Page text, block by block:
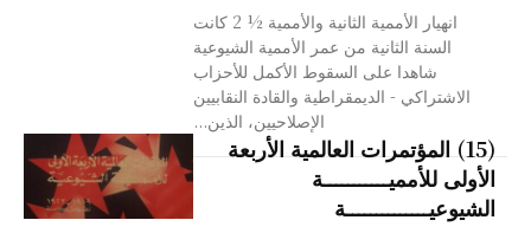
انهيار الأممية الثانية والأممية ½ 2 كانت
السنة الثانية من عمر الأممية الشيوعية
شاهدا على السقوط الأكمل للأحزاب
الاشتراكي - الديمقراطية والقادة النقابيين
الإصلاحيين، الذين...
(15) المؤتمرات العالمية الأربعة
الأولى للأمميـــــــــــة
الشيوعيــــــــــــــة